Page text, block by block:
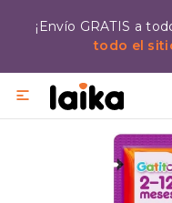
¡Envío GRATIS a
todo el
